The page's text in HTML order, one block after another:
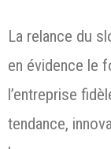
La relance du
en évidence le
l’entreprise
tendance,